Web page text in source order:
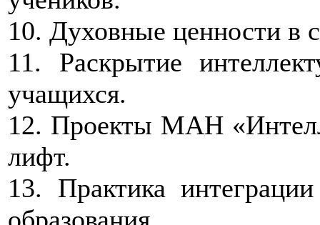
10. Духовные ценности в
11. Раскрытие
учащихся.
12. Проекты МАН
лифт.
13. Практика